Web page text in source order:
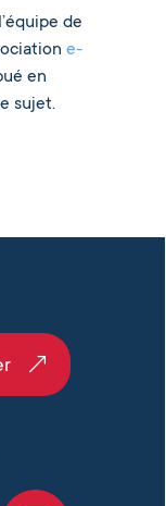
de
e-
en
sujet.